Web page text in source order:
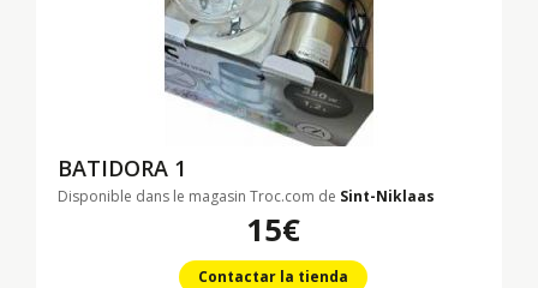
BATIDORA 1
Disponible dans le magasin Troc.com de Sint-Niklaas
15€
Contactar la tienda